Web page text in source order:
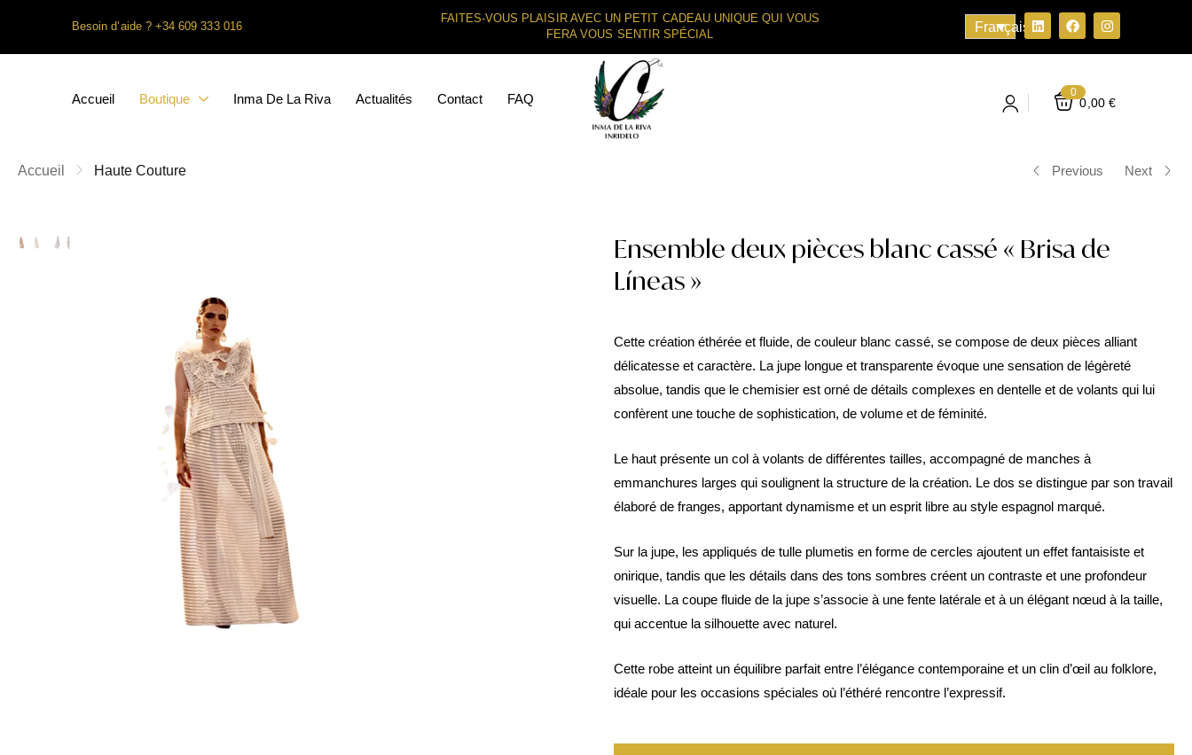
Besoin d’aide ? +34 609 333 016
FAITES-VOUS PLAISIR AVEC UN PETIT CADEAU UNIQUE QUI VOUS
FERA VOUS SENTIR SPÉCIAL
Français
Accueil Boutique Inma De La Riva Actualités Contact FAQ 0
0,00 €
Accueil Haute Couture Previous Next
Ensemble deux pièces blanc cassé « Brisa de
Líneas »
Cette création éthérée et fluide, de couleur blanc cassé, se compose de deux pièces alliant
délicatesse et caractère. La jupe longue et transparente évoque une sensation de légèreté
absolue, tandis que le chemisier est orné de détails complexes en dentelle et de volants qui lui
confèrent une touche de sophistication, de volume et de féminité.
Le haut présente un col à volants de différentes tailles, accompagné de manches à
emmanchures larges qui soulignent la structure de la création. Le dos se distingue par son travail
élaboré de franges, apportant dynamisme et un esprit libre au style espagnol marqué.
Sur la jupe, les appliqués de tulle plumetis en forme de cercles ajoutent un effet fantaisiste et
onirique, tandis que les détails dans des tons sombres créent un contraste et une profondeur
visuelle. La coupe fluide de la jupe s’associe à une fente latérale et à un élégant nœud à la taille,
qui accentue la silhouette avec naturel.
Cette robe atteint un équilibre parfait entre l’élégance contemporaine et un clin d’œil au folklore,
idéale pour les occasions spéciales où l’éthéré rencontre l’expressif.